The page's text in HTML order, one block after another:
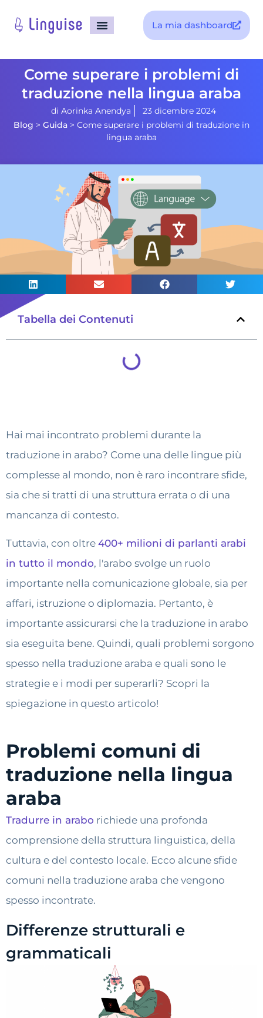
La mia dashboard
Come superare i problemi di
traduzione nella lingua araba
di Aorinka Anendya
23 dicembre 2024
Blog > Guida > Come superare i problemi di traduzione in
lingua araba
Tabella dei Contenuti
Hai mai incontrato problemi durante la
traduzione in arabo? Come una delle lingue più
complesse al mondo, non è raro incontrare sfide,
sia che si tratti di una struttura errata o di una
mancanza di contesto.
Tuttavia, con oltre 400+ milioni di parlanti arabi
in tutto il mondo, l'arabo svolge un ruolo
importante nella comunicazione globale, sia per
affari, istruzione o diplomazia. Pertanto, è
importante assicurarsi che la traduzione in arabo
sia eseguita bene. Quindi, quali problemi sorgono
spesso nella traduzione araba e quali sono le
strategie e i modi per superarli? Scopri la
spiegazione in questo articolo!
Problemi comuni di
traduzione nella lingua
araba
Tradurre in arabo richiede una profonda
comprensione della struttura linguistica, della
cultura e del contesto locale. Ecco alcune sfide
comuni nella traduzione araba che vengono
spesso incontrate.
Differenze strutturali e
grammaticali